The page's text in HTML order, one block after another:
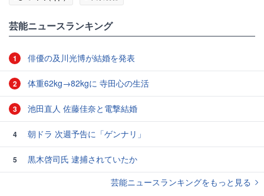
芸能ニュースランキング
1 俳優の及川光博が結婚を発表
2 体重62kg→82kgに 寺田心の生活
3 池田直人 佐藤佳奈と電撃結婚
4 朝ドラ 次週予告に「ゲンナリ」
5
黒木啓司氏 逮捕されていたか
芸能ニュースランキングをもっと見る